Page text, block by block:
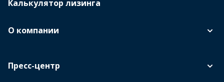
Калькулятор лизинга
О компании
Пресс-центр